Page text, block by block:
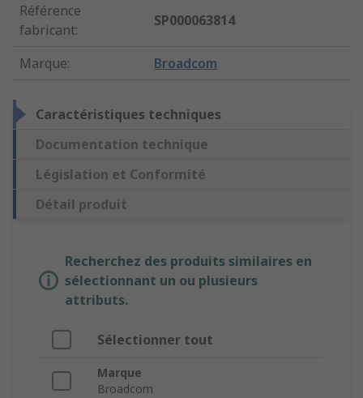
Référence
fabricant:
SP000063814
Marque: Broadcom
Caractéristiques techniques
Documentation technique
Législation et Conformité
Détail produit
Recherchez des produits similaires en
sélectionnant un ou plusieurs
attributs.
Sélectionner tout
Marque
Broadcom